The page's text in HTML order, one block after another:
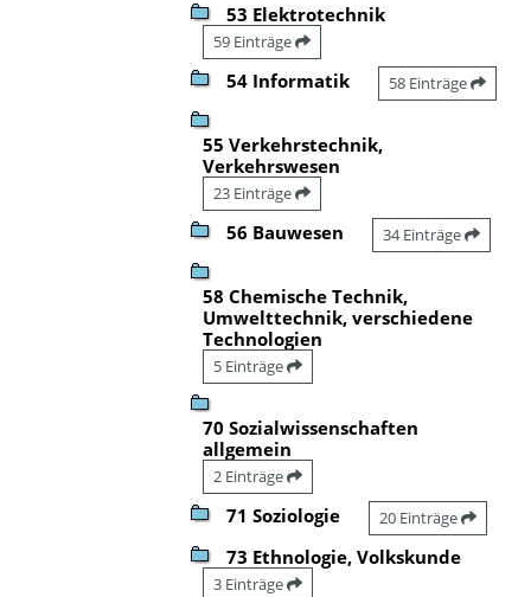
53 Elektrotechnik
59 Einträge
54 Informatik 58 Einträge
55 Verkehrstechnik,
Verkehrswesen
23 Einträge
56 Bauwesen 34 Einträge
58 Chemische Technik,
Umwelttechnik, verschiedene
Technologien
5 Einträge
70 Sozialwissenschaften
allgemein
2 Einträge
71 Soziologie 20 Einträge
73 Ethnologie, Volkskunde
3 Einträge